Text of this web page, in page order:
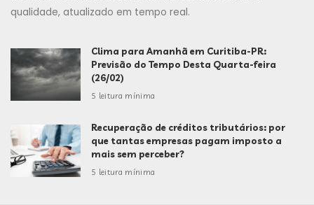
qualidade, atualizado em tempo real.
Clima para Amanhã em Curitiba-PR:
Previsão do Tempo Desta Quarta-feira
(26/02)
5 leitura mínima
Recuperação de créditos tributários: por
que tantas empresas pagam imposto a
mais sem perceber?
5 leitura mínima